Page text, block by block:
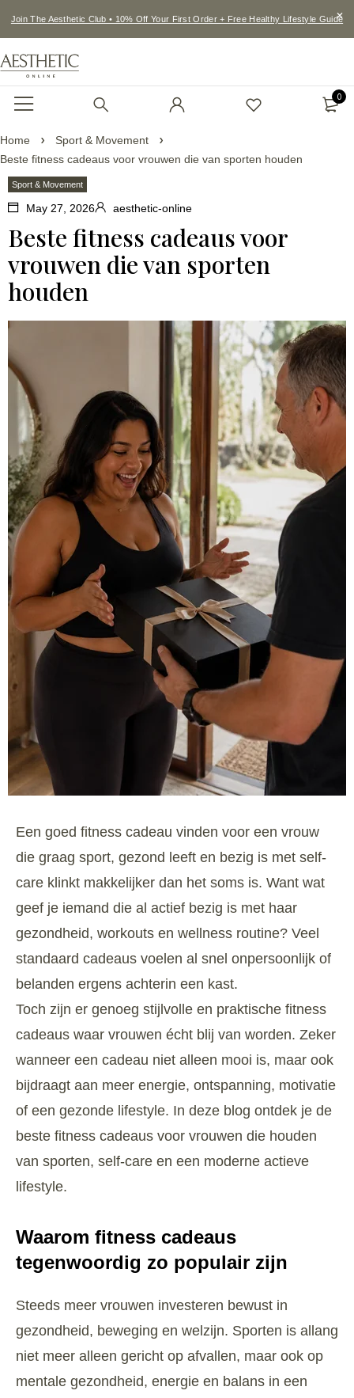
Join The Aesthetic Club • 10% Off Your First Order + Free Healthy Lifestyle Guide
0
Home
Sport & Movement
Beste fitness cadeaus voor vrouwen die van sporten houden
Sport & Movement
May 27, 2026 aesthetic-online
Beste fitness cadeaus voor
vrouwen die van sporten
houden
Een goed fitness cadeau vinden voor een vrouw
die graag sport, gezond leeft en bezig is met self-
care klinkt makkelijker dan het soms is. Want wat
geef je iemand die al actief bezig is met haar
gezondheid, workouts en wellness routine? Veel
standaard cadeaus voelen al snel onpersoonlijk of
belanden ergens achterin een kast.
Toch zijn er genoeg stijlvolle en praktische fitness
cadeaus waar vrouwen écht blij van worden. Zeker
wanneer een cadeau niet alleen mooi is, maar ook
bijdraagt aan meer energie, ontspanning, motivatie
of een gezonde lifestyle. In deze blog ontdek je de
beste fitness cadeaus voor vrouwen die houden
van sporten, self-care en een moderne actieve
lifestyle.
Waarom fitness cadeaus
tegenwoordig zo populair zijn
Steeds meer vrouwen investeren bewust in
gezondheid, beweging en welzijn. Sporten is allang
niet meer alleen gericht op afvallen, maar ook op
mentale gezondheid, energie en balans in een